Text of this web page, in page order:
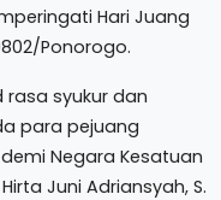
Hari Juang
Ponorogo.
rasa syukur dan
para pejuang
Negara Kesatuan
Juni Adriansyah, S.